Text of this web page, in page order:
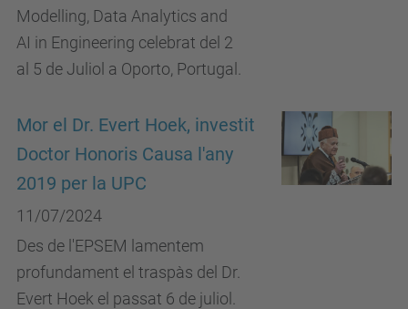
Modelling, Data Analytics and
AI in Engineering celebrat del 2
al 5 de Juliol a Oporto, Portugal.
Mor el Dr. Evert Hoek, investit
Doctor Honoris Causa l'any
2019 per la UPC
11/07/2024
Des de l'EPSEM lamentem
profundament el traspàs del Dr.
Evert Hoek el passat 6 de juliol.